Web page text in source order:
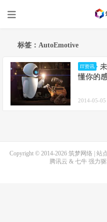
标签：AutoEmotive
IT资讯
懂你的
2014-05-05
Copyright © 2014-2026 筑梦网络 站
腾讯云 & 七牛强力